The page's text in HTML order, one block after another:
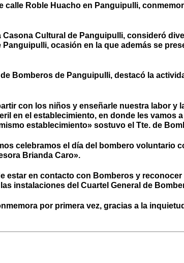
calle Roble Huacho en Panguipulli,
Casona Cultural de Panguipulli, consideró
ocasión en la que además se
Bomberos de Panguipulli, destacó la
con los niños y enseñarle nuestra labor
en el establecimiento, en donde les vamos
establecimiento» sostuvo el Tte. de
celebramos el día del bombero
Brianda Caro».
estar en contacto con Bomberos y
instalaciones del Cuartel General de
por primera vez, gracias a la